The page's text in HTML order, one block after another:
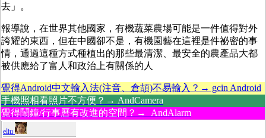
去」。
報導說，在世界其他國家，有機蔬菜農場可能是一件值得對外
誇耀的東西，但在中國卻不是，有機園藝在這裡是件祕密的事
情，通過這種方式種植出的那些最清潔、最安全的農產品大都
被供應給了富人和政治上有關係的人
覺得Android中文輸入法(注音、倉頡)不易輸入？→ gcin Android
手機照相看照片不方便？→ AndCamera
覺得鬧鐘/行事曆有改進的空間？→ AndAlarm
eliu